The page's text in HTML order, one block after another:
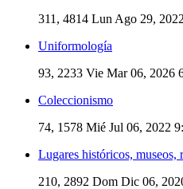
311, 4814 Lun Ago 29,
Uniformología
93, 2233 Vie Mar 06, 2026
Coleccionismo
74, 1578 Mié Jul 06, 2022
Lugares históricos, museos,
210, 2892 Dom Dic 06,